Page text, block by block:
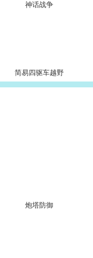
神话战争
简易四驱车越野
炮塔防御